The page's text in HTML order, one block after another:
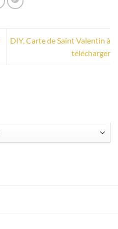
DIY, Carte de Saint Valentin à
télécharger